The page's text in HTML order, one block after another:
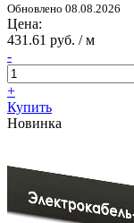
Обновлено 08.08.2026
Цена:
431.61 руб. / м
-
+
Купить
Новинка